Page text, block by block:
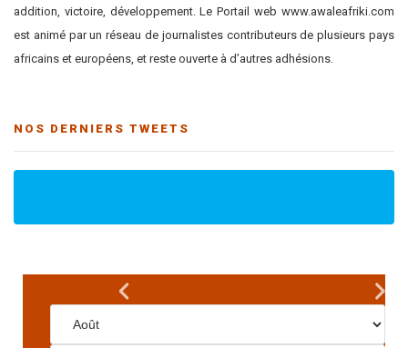
addition, victoire, développement. Le Portail web www.awaleafriki.com
est animé par un réseau de journalistes contributeurs de plusieurs pays
africains et européens, et reste ouverte à d’autres adhésions.
NOS DERNIERS TWEETS